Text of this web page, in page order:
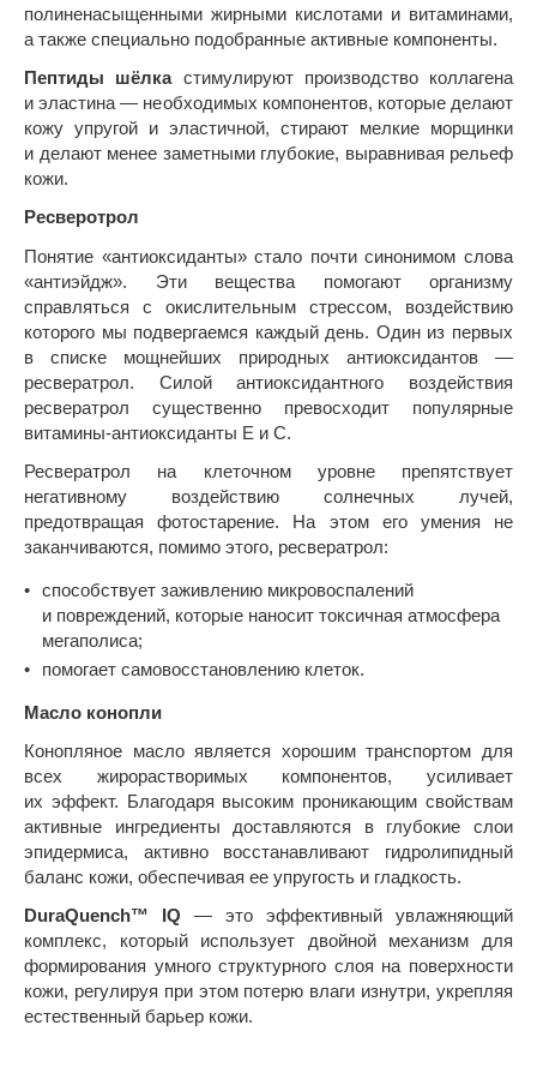
полиненасыщенными жирными кислотами и витаминами,
а также специально подобранные активные компоненты.
Пептиды шёлкастимулируют производство коллагена
и эластина — необходимых компонентов, которые делают
кожу упругой и эластичной, стирают мелкие морщинки
и делают менее заметными глубокие, выравнивая рельеф
кожи.
Ресверотрол
Понятие «антиоксиданты» стало почти синонимом слова
«антиэйдж». Эти вещества помогают организму
справляться с окислительным стрессом, воздействию
которого мы подвергаемся каждый день. Один из первых
в списке мощнейших природных антиоксидантов —
ресвератрол. Силой антиоксидантного воздействия
ресвератрол существенно превосходит популярные
витамины-антиоксиданты Е и С.
Ресвератрол на клеточном уровне препятствует
негативному воздействию солнечных лучей,
предотвращая фотостарение. На этом его умения не
заканчиваются, помимо этого, ресвератрол:
способствует заживлению микровоспалений
и повреждений, которые наносит токсичная атмосфера
мегаполиса;
помогает самовосстановлению клеток.
Масло конопли
Конопляное масло является хорошим транспортом для
всех жирорастворимых компонентов, усиливает
их эффект. Благодаря высоким проникающим свойствам
активные ингредиенты доставляются в глубокие слои
эпидермиса, активно восстанавливают гидролипидный
баланс кожи, обеспечивая ее упругость и гладкость.
DuraQuench™ IQ — это эффективный увлажняющий
комплекс, который использует двойной механизм для
формирования умного структурного слоя на поверхности
кожи, регулируя при этом потерю влаги изнутри, укрепляя
естественный барьер кожи.